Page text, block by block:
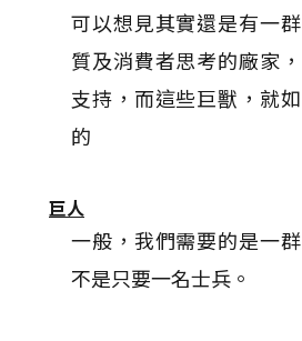
可以想見其實還是有一
質及消費者思考的廠家
支持，而這些巨獸，就
的
巨人
一般，我們需要的是一
不是只要一名士兵。